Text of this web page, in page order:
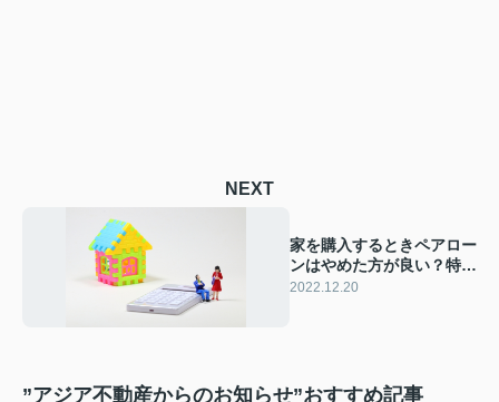
NEXT
家を購入するときペアロー
ンはやめた方が良い？特徴
やメリットを解説
2022.12.20
”アジア不動産からのお知らせ”おすすめ記事